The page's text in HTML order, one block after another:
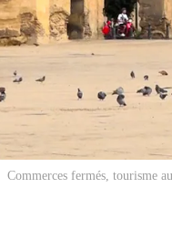
Commerces fermés, tourisme